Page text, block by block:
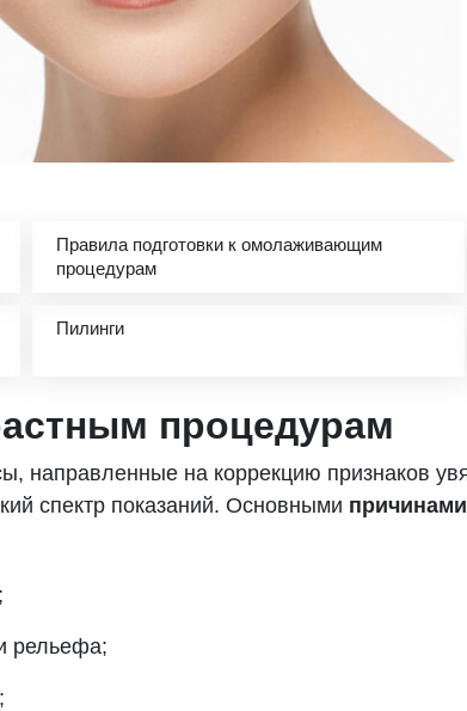
Правила подготовки к омолаживающим
процедурам
Пилинги
процедурам
направленные на коррекцию признаков
спектр показаний. Основными причинами
рельефа;